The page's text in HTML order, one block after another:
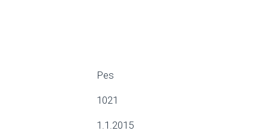
Pes
1021
1.1.2015